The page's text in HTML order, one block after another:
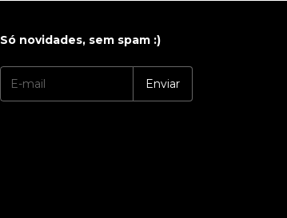
Só novidades, sem spam :)